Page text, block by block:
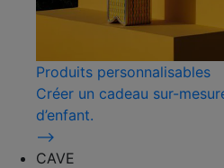
Produits personnalisables
Créer un cadeau sur-
d’enfant.
⟶
CAVE